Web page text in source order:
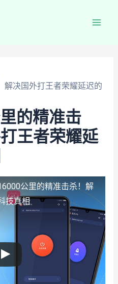
解决国外打王者荣耀延迟的
的精准击
王者荣耀延
公里的精准击杀！解
技真相